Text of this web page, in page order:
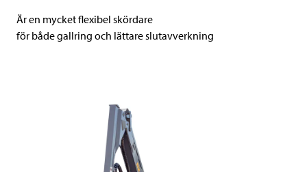
Är en mycket flexibel skördare
för både gallring och lättare slutavverkning